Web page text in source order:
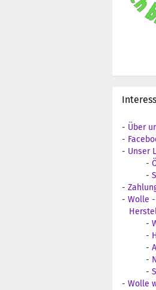
- Über
-
- Unser
-
-
-
- Wolle
-
-
-
-
-
- Wolle